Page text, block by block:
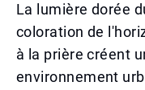
La lumière dorée
coloration de
à la prière créent
environnement